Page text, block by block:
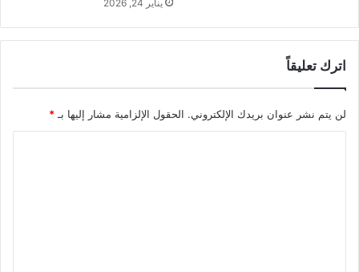
يناير 24, 2026
اترك تعليقاً
لن يتم نشر عنوان بريدك الإلكتروني. الحقول الإلزامية مشار إليها بـ *